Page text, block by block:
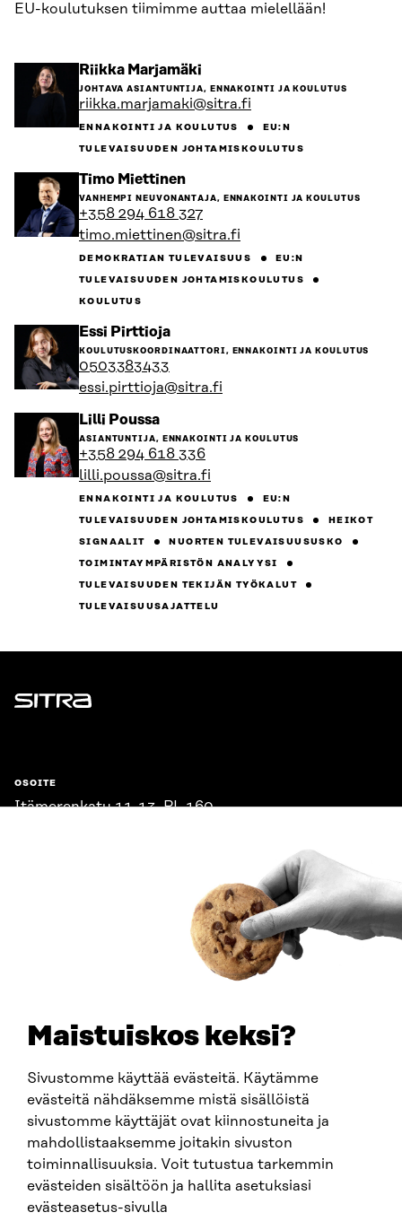
Maistuiskos keksi?
Sivustomme käyttää evästeitä. Käytämme
evästeitä nähdäksemme mistä sisällöistä
sivustomme käyttäjät ovat kiinnostuneita ja
mahdollistaaksemme joitakin sivuston
toiminnallisuuksia. Voit tutustua tarkemmin
evästeiden sisältöön ja hallita asetuksiasi
evästeasetus-sivulla
EU-koulutuksen tiimimme auttaa mielellään!
Riikka Marjamäki
henkilön
sivulle
JOHTAVA ASIANTUNTIJA, ENNAKOINTI JA KOULUTUS
riikka.marjamaki@sitra.fi
ENNAKOINTI JA KOULUTUS
EU:N
TULEVAISUUDEN JOHTAMISKOULUTUS
Timo MiettinenSiirry
henkilön
sivulle
VANHEMPI NEUVONANTAJA, ENNAKOINTI JA KOULUTUS
+358 294 618 327
timo.miettinen@sitra.fi
DEMOKRATIAN TULEVAISUUS
EU:N
TULEVAISUUDEN JOHTAMISKOULUTUS
KOULUTUS
Essi PirttiojaSiirry
henkilön
KOULUTUSKOORDINAATTORI, ENNAKOINTI JA KOULUTUS
0503383433
essi.pirttioja@sitra.fi
Lilli PoussaSiirry
henkilön
sivulle
ASIANTUNTIJA, ENNAKOINTI JA KOULUTUS
+358 294 618 336
lilli.poussa@sitra.fi
ENNAKOINTI JA KOULUTUS
EU:N
TULEVAISUUDEN JOHTAMISKOULUTUS
HEIKOT
SIGNAALIT
NUORTEN TULEVAISUUSUSKO
TOIMINTAYMPÄRISTÖN ANALYYSI
TULEVAISUUDEN TEKIJÄN TYÖKALUT
TULEVAISUUSAJATTELU
Sitra
OSOITE
Itämerenkatu 11-13, PL 160,
SITRA SOSIAALISESSA MEDIASSA
LinkedIn
Instagram
YouTube